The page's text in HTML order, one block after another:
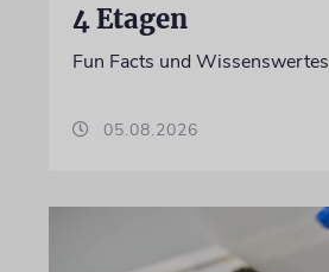
4 Etagen
Fun Facts und Wissenswertes
05.08.2026